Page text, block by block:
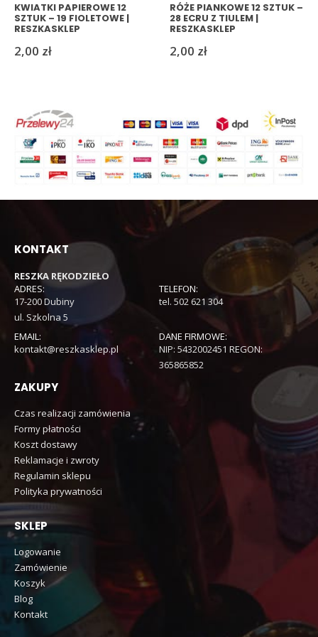
KWIATKI PAPIEROWE 12
SZTUK – 19 FIOLETOWE |
RESZKASKLEP
2,00 zł
RÓŻE PIANKOWE 12 SZTUK –
28 ECRU Z TIULEM |
RESZKASKLEP
2,00 zł
KONTAKT
RESZKA RĘKODZIEŁO
ADRES:
17-200 Dubiny
ul. Szkolna 5
TELEFON:
tel. 502 621 304
EMAIL:
kontakt@reszkasklep.pl
DANE FIRMOWE:
NIP: 5432002451 REGON:
365865852
ZAKUPY
Czas realizacji zamówienia
Formy płatności
Koszt dostawy
Reklamacje i zwroty
Regulamin sklepu
Polityka prywatności
SKLEP
Logowanie
Zamówienie
Koszyk
Blog
Kontakt